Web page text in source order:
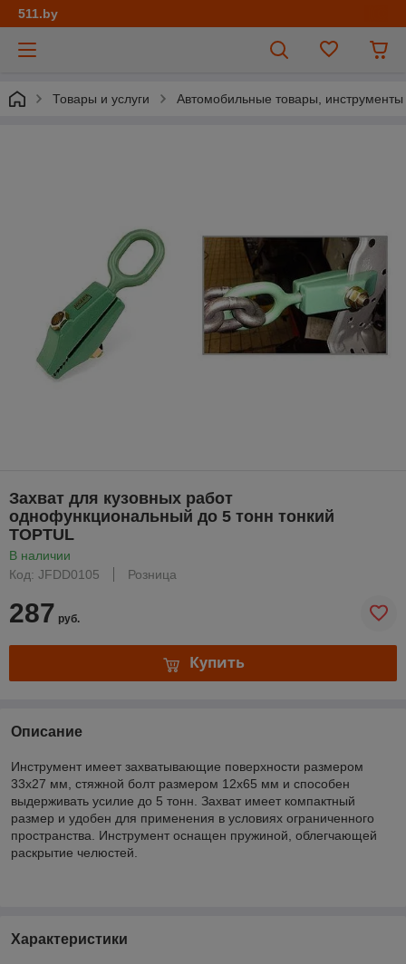
511.by
Товары и услуги Автомобильные товары, инструменты
Захват для кузовных работ
однофункциональный до 5 тонн тонкий
TOPTUL
В наличии
Код: JFDD0105
Розница
287 руб.
Купить
Описание
Инструмент имеет захватывающие поверхности размером
33х27 мм, стяжной болт размером 12х65 мм и способен
выдерживать усилие до 5 тонн. Захват имеет компактный
размер и удобен для применения в условиях ограниченного
пространства. Инструмент оснащен пружиной, облегчающей
раскрытие челюстей.
Характеристики